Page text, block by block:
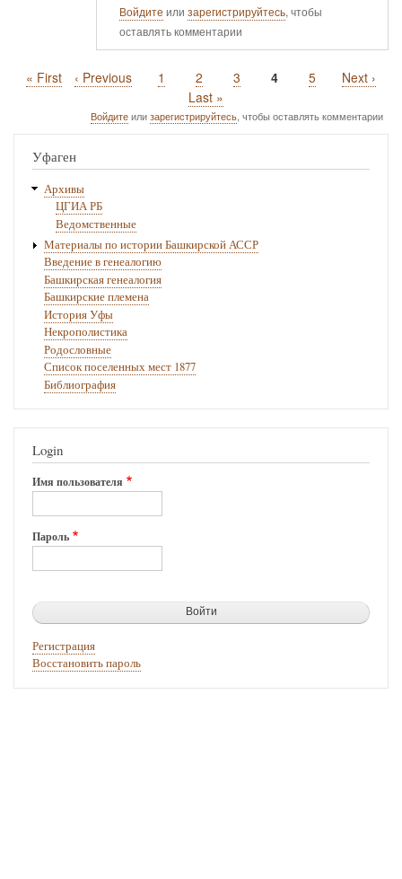
Войдите или зарегистрируйтесь, чтобы
оставлять комментарии
Нумерация
Первая
« First
Предыдущая
‹ Previous Page
1 Page
2 Page
3
Текущая
4 Page
5
Next ›
Последняя
страница
Last »
Войдитеилизарегистрируйтесь, чтобы оставлять комментарии
Уфаген
Архивы
ЦГИА РБ
Ведомственные
Материалы по истории Башкирской АССР
Введение в генеалогию
Башкирская генеалогия
Башкирские племена
История Уфы
Некрополистика
Родословные
Список поселенных мест 1877
Библиография
Login
Имя пользователя
Пароль
Регистрация
Восстановить пароль